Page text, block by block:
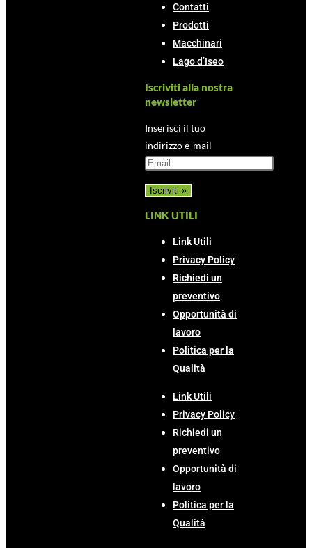
Contatti
Prodotti
Macchinari
Lago d’Iseo
Iscriviti alla nostra
newsletter
Inserisci il tuo
indirizzo e-mail
LINK UTILI
Link Utili
Privacy Policy
Richiedi un
preventivo
Opportunità di
lavoro
Politica per la
Qualità
Link Utili
Privacy Policy
Richiedi un
preventivo
Opportunità di
lavoro
Politica per la
Qualità